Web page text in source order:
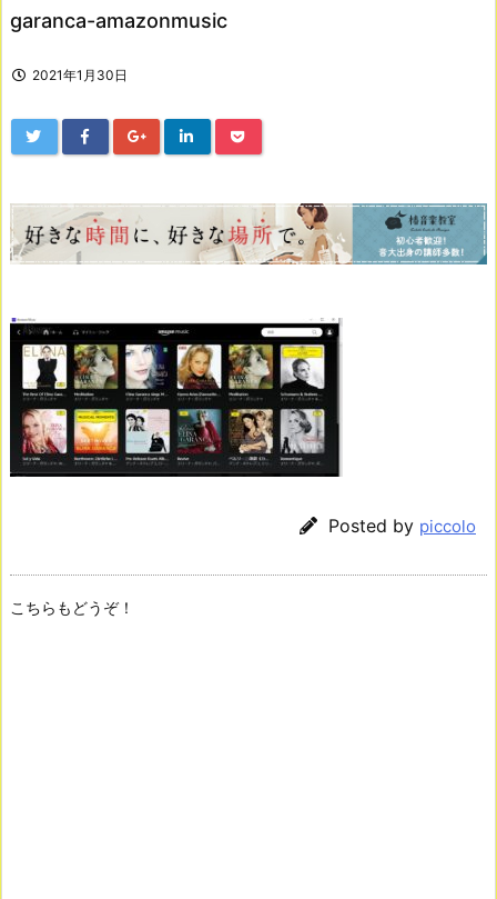
garanca-amazonmusic
2021年1月30日
Posted by piccolo
こちらもどうぞ！